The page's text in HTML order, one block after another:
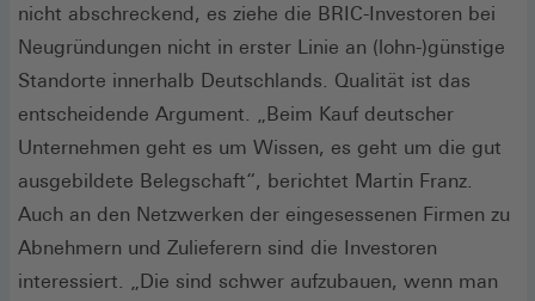
nicht abschreckend, es ziehe die BRIC-Investoren bei
Neugründungen nicht in erster Linie an (lohn-)günstige
Standorte innerhalb Deutschlands. Qualität ist das
entscheidende Argument. „Beim Kauf deutscher
Unternehmen geht es um Wissen, es geht um die gut
ausgebildete Belegschaft“, berichtet Martin Franz.
Auch an den Netzwerken der eingesessenen Firmen zu
Abnehmern und Zulieferern sind die Investoren
interessiert. „Die sind schwer aufzubauen, wenn man